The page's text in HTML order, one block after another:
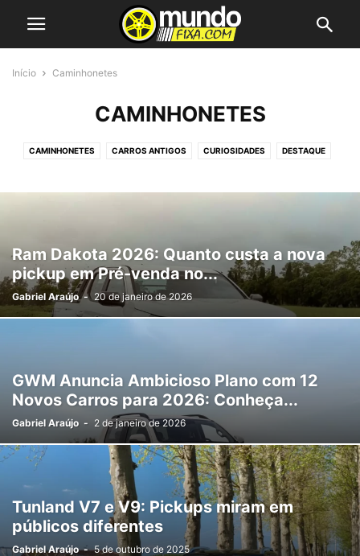
Início Caminhonetes
CAMINHONETES
CAMINHONETES CARROS ANTIGOS CURIOSIDADES DESTAQUE
Ram Dakota 2026: Quanto custa a nova
pickup em Pré-venda no...
Gabriel Araújo - 20 de janeiro de 2026
GWM Anuncia Ambicioso Plano com 12
Novos Carros para 2026: Conheça...
Gabriel Araújo - 2 de janeiro de 2026
Tunland V7 e V9: Pickups miram em
públicos diferentes
Gabriel Araújo - 5 de outubro de 2025